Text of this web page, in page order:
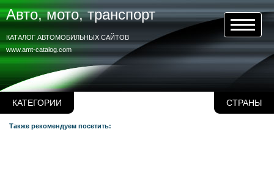
КАТЕГОРИИ СТРАНЫ
Авто, мото, транспорт
www.amt-catalog.com
КАТАЛОГ АВТОМОБИЛЬНЫХ САЙТОВ
Также рекомендуем посетить: